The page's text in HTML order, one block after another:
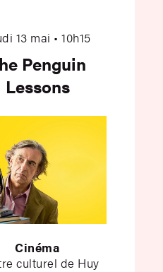
13 mai • 10h15
Penguin
Lessons
Cinéma
culturel de Huy